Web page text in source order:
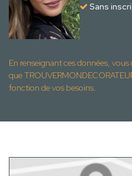
Sans
En renseignant ces données,
que
fonction de vos besoins.